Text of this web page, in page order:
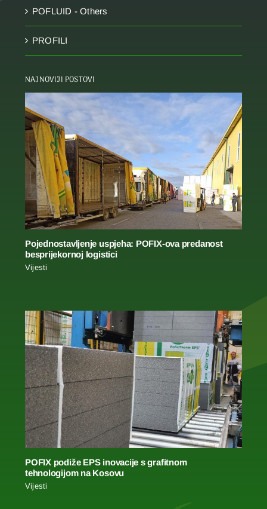
POFLUID - Others
PROFILI
NAJNOVIJI POSTOVI
Pojednostavljenje uspjeha: POFIX-ova predanost
besprijekornoj logistici
Vijesti
POFIX podiže EPS inovacije s grafitnom
tehnologijom na Kosovu
Vijesti